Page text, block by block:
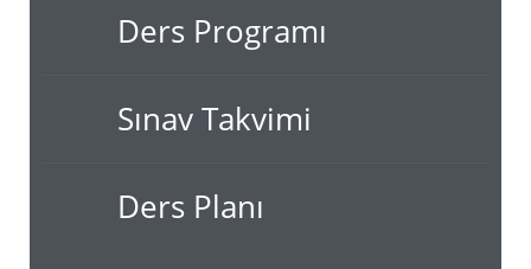
Ders Programı
Sınav Takvimi
Ders Planı